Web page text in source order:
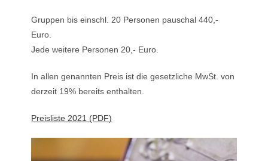
Gruppen bis einschl. 20 Personen pauschal 440,-
Euro.
Jede weitere Personen 20,- Euro.
In allen genannten Preis ist die gesetzliche MwSt. von
derzeit 19% bereits enthalten.
Preisliste 2021 (PDF)